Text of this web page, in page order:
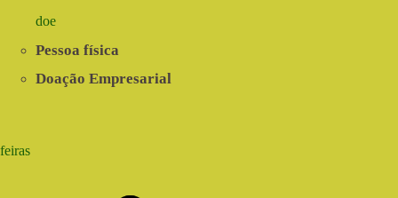
doe
Pessoa física
Doação Empresarial
feiras